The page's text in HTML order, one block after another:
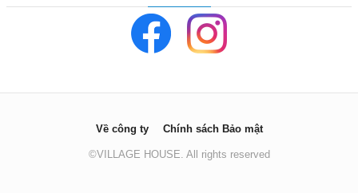
Về công ty Chính sách Bảo mật
©VILLAGE HOUSE. All rights reserved